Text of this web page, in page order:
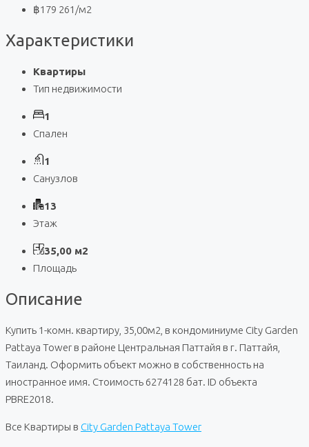
฿179 261 /м2
Характеристики
Квартиры
Тип недвижимости
1
Спален
1
Санузлов
13
Этаж
35,00 м2
Площадь
Описание
Купить 1-комн. квартиру, 35,00м2, в кондоминиуме City Garden
Pattaya Tower в районе Центральная Паттайя в г. Паттайя,
Таиланд. Оформить объект можно в собственность на
иностранное имя. Стоимость 6274128 бат. ID объекта
PBRE2018.
Все Квартиры в City Garden Pattaya Tower